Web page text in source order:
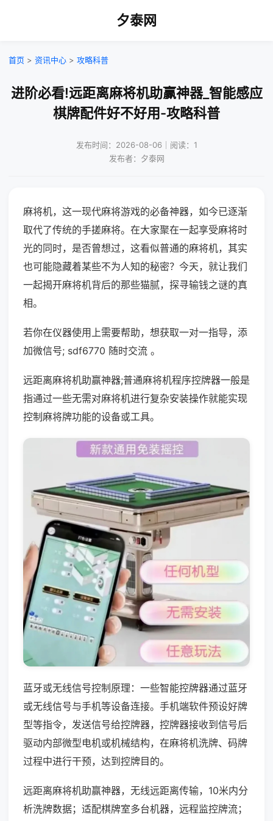
夕泰网
首页 > 资讯中心 > 攻略科普
进阶必看!远距离麻将机助赢神器_智能感应
棋牌配件好不好用-攻略科普
发布时间：2026-08-06｜阅读：1
发布者：夕泰网
麻将机，这一现代麻将游戏的必备神器，如今已逐渐
取代了传统的手搓麻将。在大家聚在一起享受麻将时
光的同时，是否曾想过，这看似普通的麻将机，其实
也可能隐藏着某些不为人知的秘密？今天，就让我们
一起揭开麻将机背后的那些猫腻，探寻输钱之谜的真
相。
若你在仪器使用上需要帮助，想获取一对一指导，添
加微信号; sdf6770 随时交流 。
远距离麻将机助赢神器;普通麻将机程序控牌器一般是
指通过一些无需对麻将机进行复杂安装操作就能实现
控制麻将牌功能的设备或工具。
蓝牙或无线信号控制原理：一些智能控牌器通过蓝牙
或无线信号与手机等设备连接。手机端软件预设好牌
型等指令，发送信号给控牌器，控牌器接收到信号后
驱动内部微型电机或机械结构，在麻将机洗牌、码牌
过程中进行干预，达到控牌目的。
远距离麻将机助赢神器，无线远距离传输，10米内分
析洗牌数据；适配棋牌室多台机器，远程监控牌流；